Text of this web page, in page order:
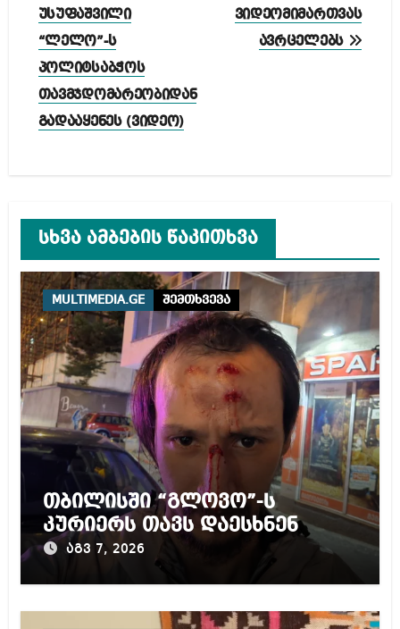
ნავიგაცია
უსუფაშვილი
“ლელო”-ს
პოლიტსაბჭოს
თავმჯდომარეობიდან
გადააყენეს (ვიდეო)
ვიდეომიმართვას
ავრცელებს
სხვა ამბების წაკითხვა
MULTIMEDIA.GE შემთხვევა
თბილისში “გლოვო”-ს
კურიერს თავს დაესხნენ
აგვ 7, 2026